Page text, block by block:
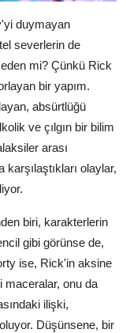
duymayan
severlerin de
mi? Çünkü Rick
bir yapım.
absürtlüğü
ve çılgın bir bilim
arası
karşılaştıkları olaylar,
biri, karakterlerin
gibi görünse de,
ise, Rick'in aksine
maceralar, onu da
ilişki,
Düşünsene, bir